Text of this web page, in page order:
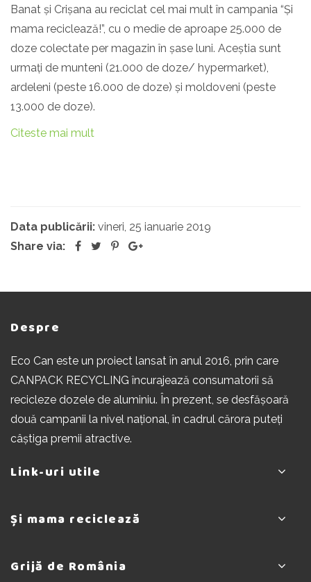
Banat și Crișana au reciclat cel mai mult în campania “Și
mama reciclează!”, cu o medie de aproape 25.000 de
doze colectate per magazin în șase luni. Aceștia sunt
urmați de munteni (21.000 de doze/ hypermarket),
ardeleni (peste 16.000 de doze) și moldoveni (peste
13.000 de doze).
Citeste mai mult
Data publicării: vineri, 25 ianuarie 2019
Share via:
Despre
Eco Can este un proiect lansat în anul 2016, prin care
CANPACK RECYCLING încurajează consumatorii să
recicleze dozele de aluminiu. În prezent, se desfășoară
două campanii la nivel național, în cadrul cărora puteți
câștiga premii atractive.
Link-uri utile
Intrebari frecvente
ReCaptcha – Confidenţialitate
Și mama reciclează
Extrageri
Grijă de România